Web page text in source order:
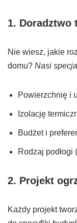
1. Doradztwo
Nie wiesz, jakie
domu? Nasi
Powierzchnię i
Izolację
Budżet i
Rodzaj podłogi
2. Projekt
Każdy projekt